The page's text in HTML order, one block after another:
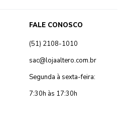
FALE CONOSCO
(51) 2108-1010
sac@lojaaltero.com.br
Segunda à sexta-feira:
7:30h às 17:30h